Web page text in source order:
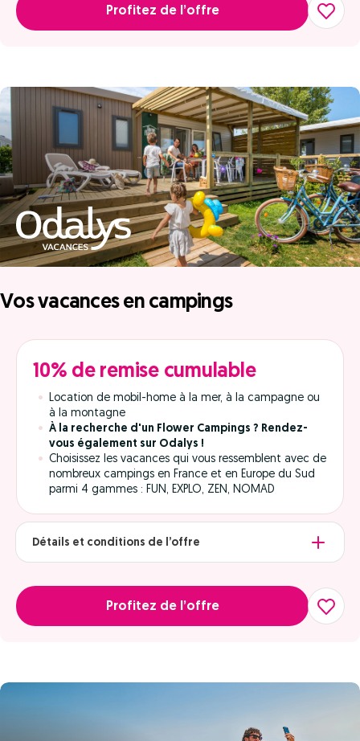
Profitez de l’offre
Vos vacances en campings
10% de remise cumulable
Location de mobil-home à la mer, à la campagne ou
à la montagne
À la recherche d'un Flower Campings ? Rendez-
vous également sur Odalys !
Choisissez les vacances qui vous ressemblent avec de
nombreux campings en France et en Europe du Sud
parmi 4 gammes : FUN, EXPLO, ZEN, NOMAD
Détails et conditions de l’offre
Profitez de l’offre